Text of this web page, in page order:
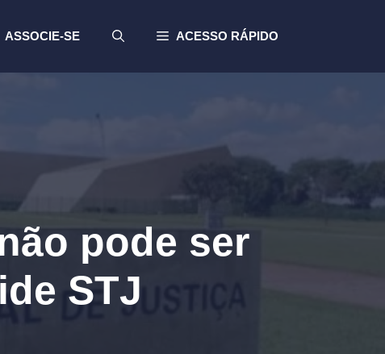
ASSOCIE-SE ACESSO RÁPIDO
pode ser
STJ